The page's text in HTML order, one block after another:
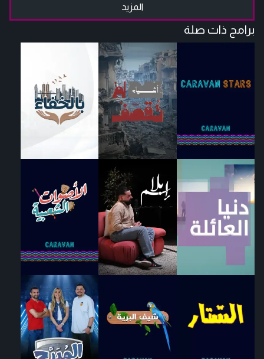
المزيد
برامج ذات صلة